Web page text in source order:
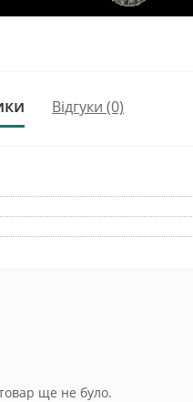
Відгуки (0)
ще не було.